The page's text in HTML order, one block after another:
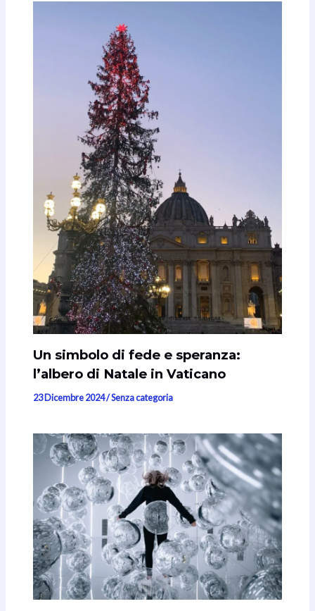
Un simbolo di fede e speranza:
l’albero di Natale in Vaticano
23 Dicembre 2024/Senza categoria